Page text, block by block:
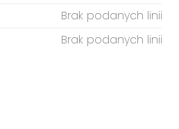
Brak podanych linii
Brak podanych linii